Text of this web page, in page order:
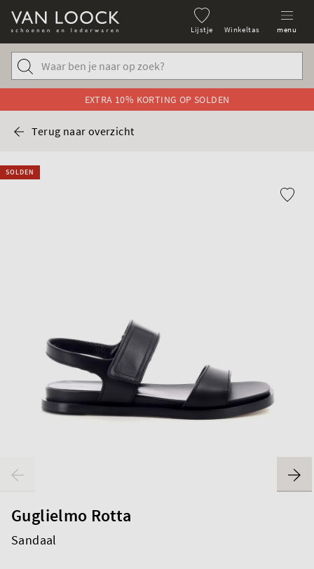
Lijstje Winkeltas menu
EXTRA 10% KORTING OP SOLDEN
Terug naar overzicht
SOLDEN
Guglielmo Rotta
Sandaal